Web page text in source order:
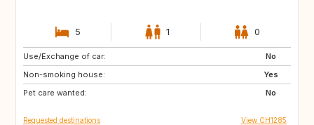
5 1 0
Use/Exchange of car:
No
Non-smoking house:
Yes
Pet care wanted:
No
BE
Requested destinations View CH1285